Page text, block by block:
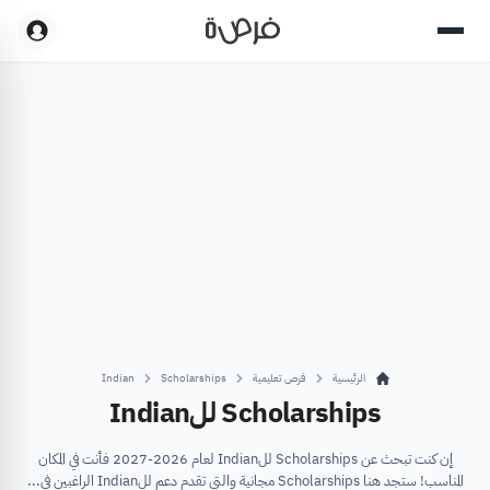
الرئيسية فرص تعليمية Scholarships
Indian
Scholarships للIndian
إن كنت تبحث عن Scholarships للIndian لعام 2026-2027 فأنت في المكان
المناسب! ستجد هنا Scholarships مجانية والتي تقدم دعم للIndian الراغبين في...